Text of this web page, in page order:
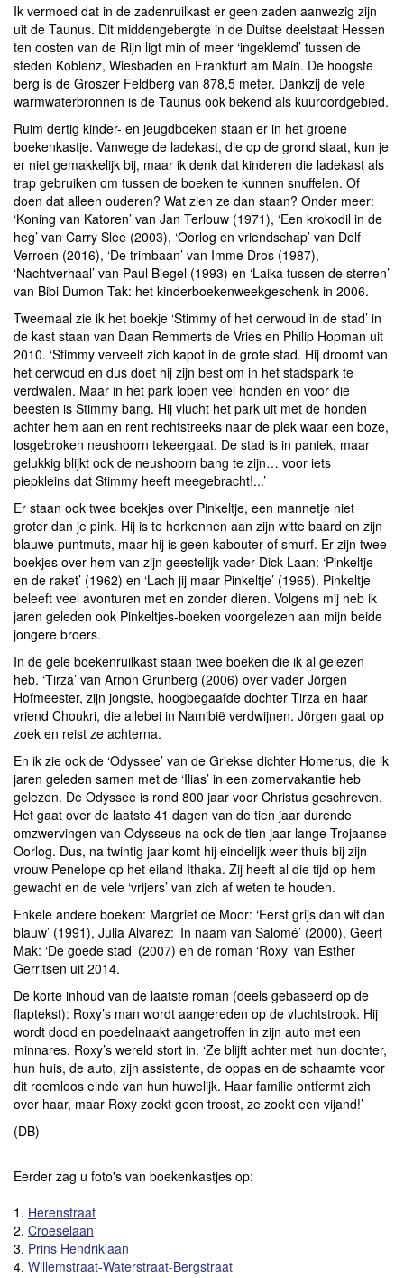
Ik vermoed dat in de zadenruilkast er geen zaden aanwezig zijn
uit de Taunus. Dit middengebergte in de Duitse deelstaat Hessen
ten oosten van de Rijn ligt min of meer ‘ingeklemd’ tussen de
steden Koblenz, Wiesbaden en Frankfurt am Main. De hoogste
berg is de Groszer Feldberg van 878,5 meter. Dankzij de vele
warmwaterbronnen is de Taunus ook bekend als kuuroordgebied.
Ruim dertig kinder- en jeugdboeken staan er in het groene
boekenkastje. Vanwege de ladekast, die op de grond staat, kun je
er niet gemakkelijk bij, maar ik denk dat kinderen die ladekast als
trap gebruiken om tussen de boeken te kunnen snuffelen. Of
doen dat alleen ouderen? Wat zien ze dan staan? Onder meer:
‘Koning van Katoren’ van Jan Terlouw (1971), ‘Een krokodil in de
heg’ van Carry Slee (2003), ‘Oorlog en vriendschap’ van Dolf
Verroen (2016), ‘De trimbaan’ van Imme Dros (1987),
‘Nachtverhaal’ van Paul Biegel (1993) en ‘Laika tussen de sterren’
van Bibi Dumon Tak: het kinderboekenweekgeschenk in 2006.
Tweemaal zie ik het boekje ‘Stimmy of het oerwoud in de stad’ in
de kast staan van Daan Remmerts de Vries en Philip Hopman uit
2010. ‘Stimmy verveelt zich kapot in de grote stad. Hij droomt van
het oerwoud en dus doet hij zijn best om in het stadspark te
verdwalen. Maar in het park lopen veel honden en voor die
beesten is Stimmy bang. Hij vlucht het park uit met de honden
achter hem aan en rent rechtstreeks naar de plek waar een boze,
losgebroken neushoorn tekeergaat. De stad is in paniek, maar
gelukkig blijkt ook de neushoorn bang te zijn… voor iets
piepkleins dat Stimmy heeft meegebracht!...’
Er staan ook twee boekjes over Pinkeltje, een mannetje niet
groter dan je pink. Hij is te herkennen aan zijn witte baard en zijn
blauwe puntmuts, maar hij is geen kabouter of smurf. Er zijn twee
boekjes over hem van zijn geestelijk vader Dick Laan: ‘Pinkeltje
en de raket’ (1962) en ‘Lach jij maar Pinkeltje’ (1965). Pinkeltje
beleeft veel avonturen met en zonder dieren. Volgens mij heb ik
jaren geleden ook Pinkeltjes-boeken voorgelezen aan mijn beide
jongere broers.
In de gele boekenruilkast staan twee boeken die ik al gelezen
heb. ‘Tirza’ van Arnon Grunberg (2006) over vader Jörgen
Hofmeester, zijn jongste, hoogbegaafde dochter Tirza en haar
vriend Choukri, die allebei in Namibië verdwijnen. Jörgen gaat op
zoek en reist ze achterna.
En ik zie ook de ‘Odyssee’ van de Griekse dichter Homerus, die ik
jaren geleden samen met de ‘Ilias’ in een zomervakantie heb
gelezen. De Odyssee is rond 800 jaar voor Christus geschreven.
Het gaat over de laatste 41 dagen van de tien jaar durende
omzwervingen van Odysseus na ook de tien jaar lange Trojaanse
Oorlog. Dus, na twintig jaar komt hij eindelijk weer thuis bij zijn
vrouw Penelope op het eiland Ithaka. Zij heeft al die tijd op hem
gewacht en de vele ‘vrijers’ van zich af weten te houden.
Enkele andere boeken: Margriet de Moor: ‘Eerst grijs dan wit dan
blauw’ (1991), Julia Alvarez: ‘In naam van Salomé’ (2000), Geert
Mak: ‘De goede stad’ (2007) en de roman ‘Roxy’ van Esther
Gerritsen uit 2014.
De korte inhoud van de laatste roman (deels gebaseerd op de
flaptekst): Roxy’s man wordt aangereden op de vluchtstrook. Hij
wordt dood en poedelnaakt aangetroffen in zijn auto met een
minnares. Roxy’s wereld stort in. ‘Ze blijft achter met hun dochter,
hun huis, de auto, zijn assistente, de oppas en de schaamte voor
dit roemloos einde van hun huwelijk. Haar familie ontfermt zich
over haar, maar Roxy zoekt geen troost, ze zoekt een vijand!’
(DB)
Eerder zag u foto's van boekenkastjes op:
1. Herenstraat
2. Croeselaan
3. Prins Hendriklaan
4. Willemstraat-Waterstraat-Bergstraat